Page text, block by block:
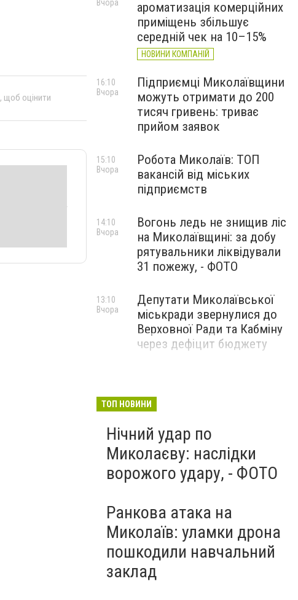
, щоб оцінити
ароматизація комерційних
приміщень збільшує
середній чек на 10–15%
НОВИНИ КОМПАНІЙ
Вчора
Підприємці Миколаївщини
можуть отримати до 200
тисяч гривень: триває
прийом заявок
16:10
Вчора
Робота Миколаїв: ТОП
вакансій від міських
підприємств
15:10
Вчора
Вогонь ледь не знищив ліс
на Миколаївщині: за добу
рятувальники ліквідували
31 пожежу, - ФОТО
14:10
Вчора
Депутати Миколаївської
міськради звернулися до
Верховної Ради та Кабміну
через дефіцит бюджету
13:10
Вчора
ТОП НОВИНИ
Нічний удар по
Миколаєву: наслідки
ворожого удару, - ФОТО
Ранкова атака на
Миколаїв: уламки дрона
пошкодили навчальний
заклад